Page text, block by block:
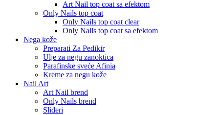
Art Nail top coat sa efektom
Only Nails top coat
Only Nails top coat clear
Only Nails top coat sa efektom
Nega kože
Preparati Za Pedikir
Ulje za negu zanoktica
Parafinske sveće Afinia
Kreme za negu kože
Nail Art
Art Nail brend
Only Nails brend
Slideri